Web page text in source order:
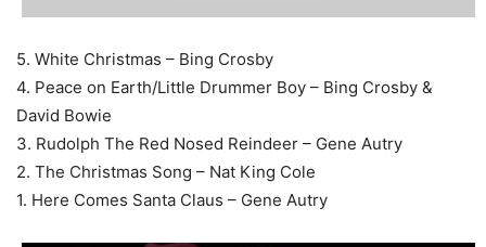
5. White Christmas – Bing Crosby
4. Peace on Earth/Little Drummer Boy – Bing Crosby &
David Bowie
3. Rudolph The Red Nosed Reindeer – Gene Autry
2. The Christmas Song – Nat King Cole
1. Here Comes Santa Claus – Gene Autry